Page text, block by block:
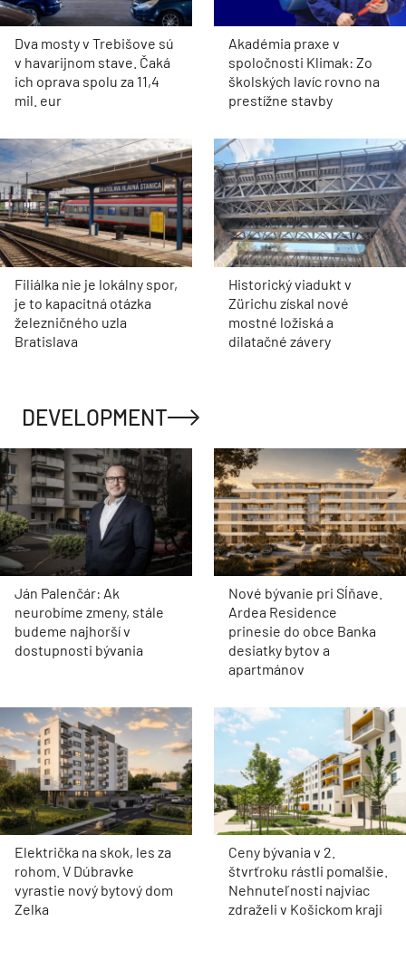
Dva mosty v Trebišove sú
v havarijnom stave. Čaká
ich oprava spolu za 11,4
mil. eur
Akadémia praxe v
spoločnosti Klimak: Zo
školských lavíc rovno na
prestížne stavby
Filiálka nie je lokálny spor,
je to kapacitná otázka
železničného uzla
Bratislava
Historický viadukt v
Zürichu získal nové
mostné ložiská a
dilatačné závery
DEVELOPMENT
Ján Palenčár: Ak
neurobíme zmeny, stále
budeme najhorší v
dostupnosti bývania
Nové bývanie pri Sĺňave.
Ardea Residence
prinesie do obce Banka
desiatky bytov a
apartmánov
Električka na skok, les za
rohom. V Dúbravke
vyrastie nový bytový dom
Zelka
Ceny bývania v 2.
štvrťroku rástli pomalšie.
Nehnuteľnosti najviac
zdraželi v Košickom kraji